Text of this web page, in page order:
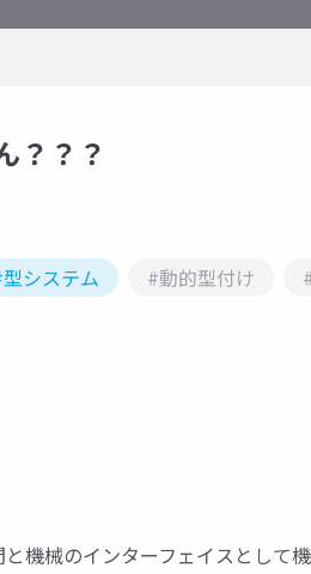
？？？
システム #動的型付け
機械のインターフェイスとして